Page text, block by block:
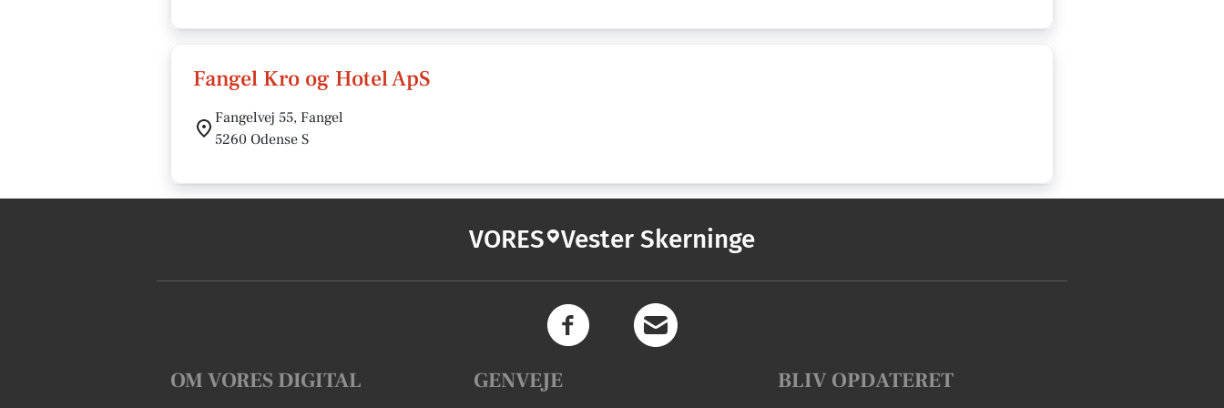
Fangel Kro og Hotel ApS
Fangelvej 55, Fangel
5260 Odense S
VORES Vester Skerninge
OM VORES DIGITAL GENVEJE BLIV OPDATERET